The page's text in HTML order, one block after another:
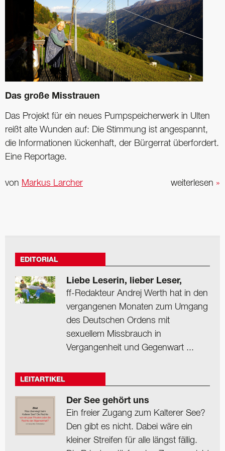
Das große Misstrauen
Das Projekt für ein neues Pump­speicherwerk in Ulten
reißt alte Wunden auf: Die Stimmung ist angespannt,
die ­Informationen lückenhaft, der Bürgerrat überfordert.
Eine Reportage.
weiterlesen »
von Markus Larcher
EDITORIAL
Liebe Leserin, lieber Leser,
ff-Redakteur Andrej Werth hat in den
vergangenen Monaten zum Umgang
des Deutschen Ordens mit
sexuellem Missbrauch in
Vergangenheit und Gegenwart ...
LEITARTIKEL
Der See gehört uns
Ein freier Zugang zum Kalterer See?
Den gibt es nicht. Dabei wäre ein
kleiner Streifen für alle längst fällig.